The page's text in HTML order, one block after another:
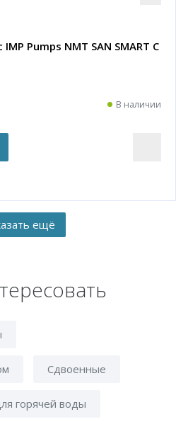
Pumps NMT SAN SMART C
В наличии
Сдвоенные
горячей воды